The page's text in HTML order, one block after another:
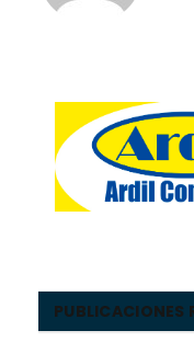
PUBLICACIONES